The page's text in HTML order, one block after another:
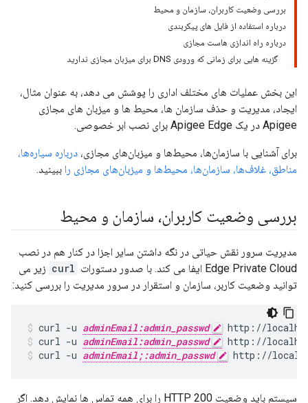
بررسی وضعیت کاربران، سازمان و محیط
درباره استفاده از فایل های پیکربندی
درباره راه اندازی هاست مجازی
گزینه هایی برای زمانی که ورودی DNS برای میزبان مجازی ندارید
این بخش عملیات های مختلف اداری را پوشش می دهد، به عنوان مثال،
ایجاد، مدیریت و حذف سازمان ها، محیط ها و میزبان های مجازی
Apigee در یک Apigee Edge برای نصب ابر خصوصی.
برای آشنایی با سازمان‌ها، محیط‌ها و میزبان‌های مجازی، درباره سیاره‌ها،
مناطق، غلاف‌ها، سازمان‌ها، محیط‌ها و میزبان‌های مجازی را ببینید.
بررسی وضعیت کاربران، سازمان و محیط
مدیریت سرور نقش حیاتی در نگه داشتن سایر اجزا در کنار هم در نصب
Edge Private Cloud ایفا می کند. با صدور دستورات
curl زیر می
توانید وضعیت کاربر، سازمان و استقرار در سرور مدیریت را بررسی کنید:
curl -u adminEmail:admin_passwd
curl -u adminEmail:admin_passwd
http://
curl -u adminEmail;:admin_passwd http://
سیستم باید وضعیت HTTP 200 را برای همه تماس ها نمایش دهد. اگر